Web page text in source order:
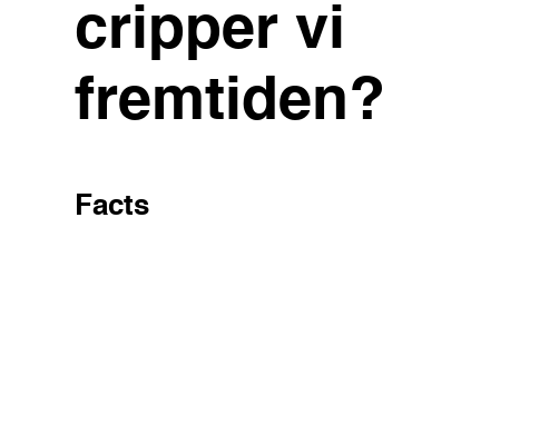
cripper vi
fremtiden?
Facts